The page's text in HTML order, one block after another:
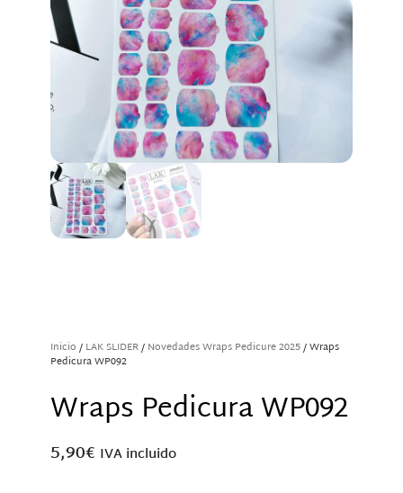
Inicio / LAK SLIDER/ Novedades Wraps Pedicure 2025/ Wraps
Pedicura WP092
Wraps Pedicura WP092
5,90€ IVA incluido